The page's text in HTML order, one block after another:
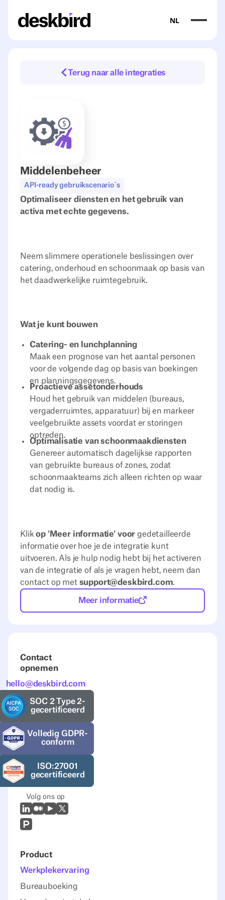
NL
Terug naar alle integraties
Middelenbeheer
API-ready gebruikscenario`s
Optimaliseer diensten en het gebruik van
activa met echte gegevens.
Neem slimmere operationele beslissingen over
catering, onderhoud en schoonmaak op basis van
het daadwerkelijke ruimtegebruik.
Wat je kunt bouwen
Catering- en lunchplanning
Maak een prognose van het aantal personen
voor de volgende dag op basis van boekingen
en planningsgegevens.
Proactieve assetonderhouds
Houd het gebruik van middelen (bureaus,
vergaderruimtes, apparatuur) bij en markeer
veelgebruikte assets voordat er storingen
optreden.
Optimalisatie van schoonmaakdiensten
Genereer automatisch dagelijkse rapporten
van gebruikte bureaus of zones, zodat
schoonmaakteams zich alleen richten op waar
dat nodig is.
Klikop 'Meer informatie' voorgedetailleerde
informatie over hoe je de integratie kunt
uitvoeren. Als je hulp nodig hebt bij het activeren
van de integratie of als je vragen hebt, neem dan
contact op met support@deskbird.com.
Meer informatie
Contact
opnemen
hello@deskbird.com
SOC 2 Type 2-
gecertificeerd
Volledig GDPR-
conform
ISO:27001
gecertificeerd
Volg ons op
LinkedIn
Medium
YoutubeX (Twitter)
Prodcut Hunt
Product
Werkplekervaring
Bureauboeking